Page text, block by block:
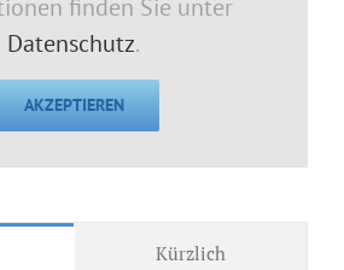
finden Sie unter
Datenschutz.
AKZEPTIEREN
Kürzlich